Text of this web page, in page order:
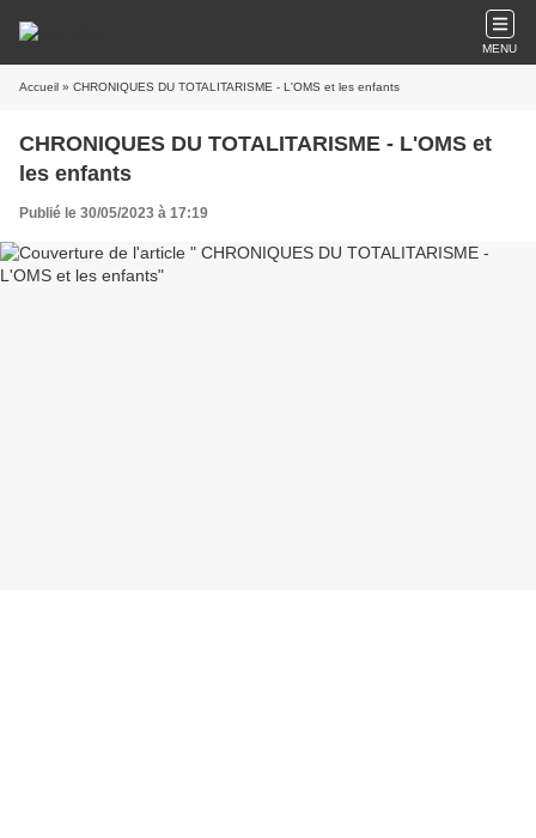
MENU
Accueil » CHRONIQUES DU TOTALITARISME - L'OMS et les enfants
CHRONIQUES DU TOTALITARISME - L'OMS et
les enfants
Publié le 30/05/2023 à 17:19